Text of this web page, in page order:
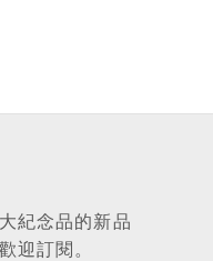
紀念品的新品
迎訂閱。